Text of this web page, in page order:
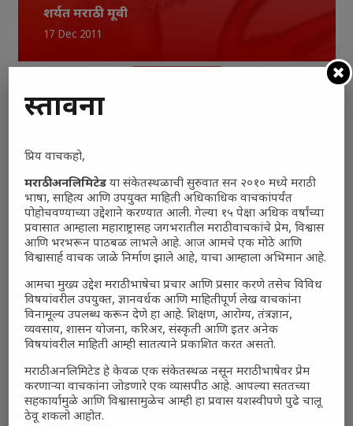
शर्यत मराठी मूवी
17 Dec 2011
प्रस्तावना
प्रिय वाचकहो,
मराठी अनलिमिटेड या संकेतस्थळाची सुरुवात सन २०१० मध्ये मराठी
भाषा, साहित्य आणि उपयुक्त माहिती अधिकाधिक वाचकांपर्यंत
पोहोचवण्याच्या उद्देशाने करण्यात आली. गेल्या १५ पेक्षा अधिक वर्षांच्या
प्रवासात आम्हाला महाराष्ट्रासह जगभरातील मराठी वाचकांचे प्रेम, विश्वास
आणि भरभरून पाठबळ लाभले आहे. आज आमचे एक मोठे आणि
विश्वासार्ह वाचक जाळे निर्माण झाले आहे, याचा आम्हाला अभिमान आहे.
आमचा मुख्य उद्देश मराठी भाषेचा प्रचार आणि प्रसार करणे तसेच विविध
विषयांवरील उपयुक्त, ज्ञानवर्धक आणि माहितीपूर्ण लेख वाचकांना
विनामूल्य उपलब्ध करून देणे हा आहे. शिक्षण, आरोग्य, तंत्रज्ञान,
व्यवसाय, शासन योजना, करिअर, संस्कृती आणि इतर अनेक
विषयांवरील माहिती आम्ही सातत्याने प्रकाशित करत असतो.
मराठी अनलिमिटेड हे केवळ एक संकेतस्थळ नसून मराठी भाषेवर प्रेम
करणाऱ्या वाचकांना जोडणारे एक व्यासपीठ आहे. आपल्या सततच्या
सहकार्यामुळे आणि विश्वासामुळेच आम्ही हा प्रवास यशस्वीपणे पुढे चालू
ठेवू शकलो आहोत.